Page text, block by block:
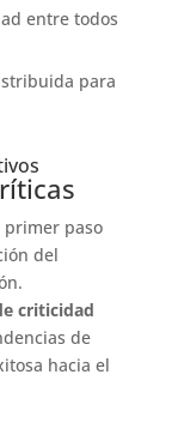
entre todos
para
primer paso
del
criticidad
de
hacia el